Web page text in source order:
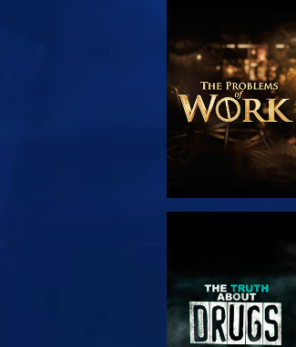
VERKEN DE SERIE